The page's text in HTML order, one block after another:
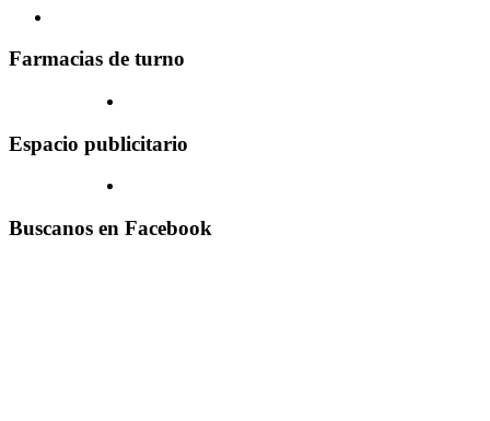
Farmacias de turno
Espacio publicitario
Buscanos en Facebook